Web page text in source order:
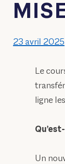
23 avril 2025
Le
ligne les
Un